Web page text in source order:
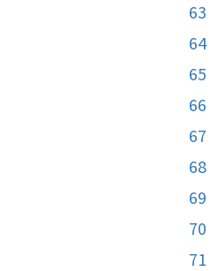
63
64
65
66
67
68
69
70
71